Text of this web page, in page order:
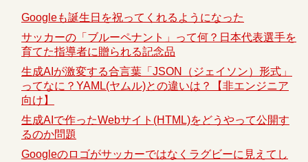
Googleも誕生日を祝ってくれるようになった
サッカーの「ブルーペナント」って何？日本代表選手を
育てた指導者に贈られる記念品
生成AIが激変する合言葉「JSON（ジェイソン）形式」
ってなに？YAML(ヤムル)との違いは？【非エンジニア
向け】
生成AIで作ったWebサイト(HTML)をどうやって公開す
るのか問題
Googleのロゴがサッカーではなくラグビーに見えてし